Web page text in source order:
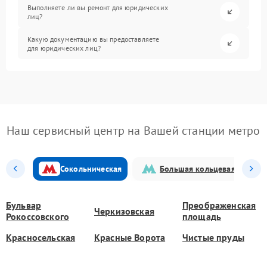
Выполняете ли вы ремонт для юридических
лиц?
Какую документацию вы предоставляете
для юридических лиц?
Наш сервисный центр на Вашей станции метро
Сокольническая Большая кольцевая
Бульвар
Рокоссовского
Черкизовская
Преображенская
площадь
Красносельская
Красные Ворота Чистые пруды